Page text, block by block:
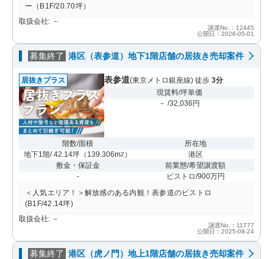
ー（B1F/20.70坪）
取扱会社: －
譲渡No.：12445
公開日：2026-05-01
募集終了 港区（表参道）地下1階店舗の居抜き売却案件
居抜きプラス 表参道(東京メトロ銀座線) 徒歩 3分
現賃料/坪単価
－ /32,036円
階数/面積
地下1階/ 42.14坪 （ 139.306m2 ）
所在地
港区
敷金・保証金
-
前業態/希望譲渡額
ビストロ/900万円
＜人気エリア！＞解放感のある内観！表参道のビストロ
(B1F/42.14坪)
取扱会社: －
譲渡No.：11777
公開日：2025-08-24
募集終了 港区（虎ノ門）地上1階店舗の居抜き売却案件